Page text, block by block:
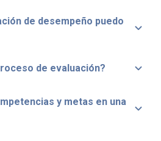
de desempeño puedo
de evaluación?
y metas en una